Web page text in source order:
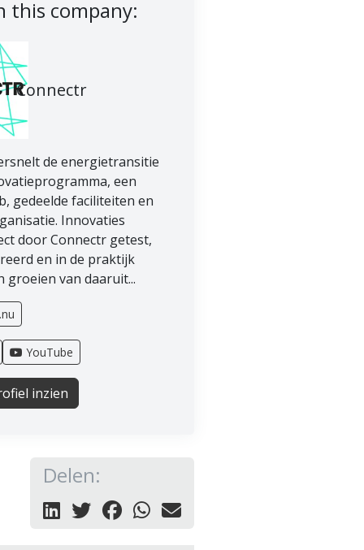
this company:
Connectr
de energietransitie
een
gedeelde faciliteiten en
Innovaties
door Connectr getest,
en in de praktijk
groeien van daaruit...
YouTube
inzien
Delen: